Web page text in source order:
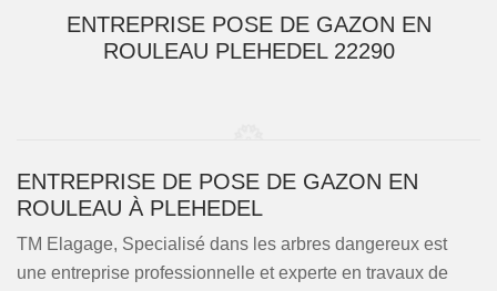
ENTREPRISE POSE DE GAZON EN
ROULEAU PLEHEDEL 22290
ENTREPRISE DE POSE DE GAZON EN
ROULEAU À PLEHEDEL
TM Elagage, Specialisé dans les arbres dangereux est
une entreprise professionnelle et experte en travaux de